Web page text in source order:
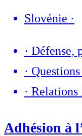
Slovénie ·
· Défense,
·
· Relations
Adhésion à